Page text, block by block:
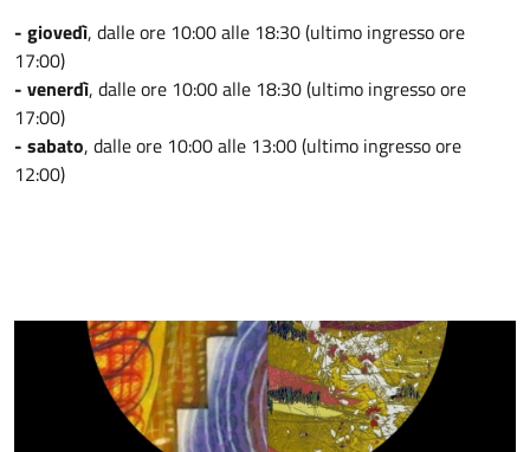
- giovedì, dalle ore 10:00 alle 18:30 (ultimo ingresso ore
17:00)
- venerdì, dalle ore 10:00 alle 18:30 (ultimo ingresso ore
17:00)
- sabato, dalle ore 10:00 alle 13:00 (ultimo ingresso ore
12:00)